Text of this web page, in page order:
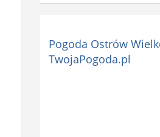
Pogoda Ostrów
TwojaPogoda.pl